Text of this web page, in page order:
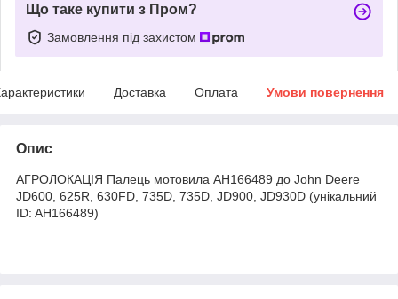
Що таке купити з Пром?
Замовлення під захистом
Доставка Оплата Умови повернення
Опис
АГРОЛОКАЦІЯ Палець мотовила AH166489 до John Deere
JD600, 625R, 630FD, 735D, 735D, JD900, JD930D (унікальний
ID: AH166489)